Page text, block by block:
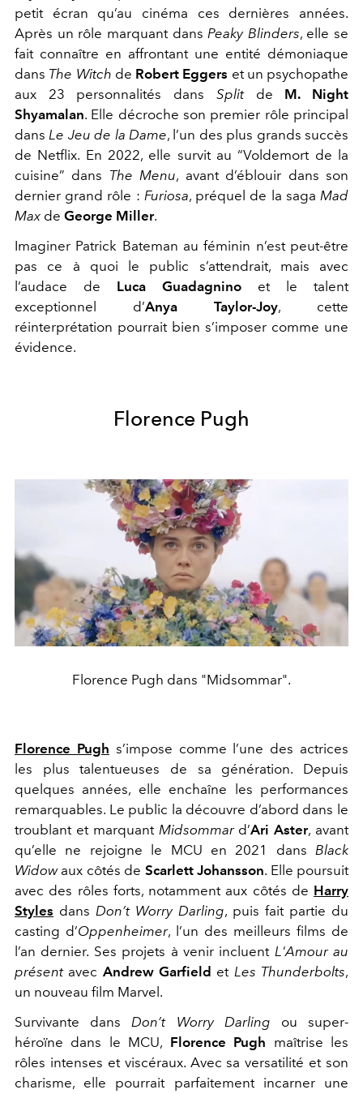
petit écran qu’au cinéma ces dernières années.
Après un rôle marquant dans Peaky Blinders, elle se
fait connaître en affrontant une entité démoniaque
dans The Witch de Robert Eggers et un psychopathe
aux 23 personnalités dans Splitde M. Night
Shyamalan. Elle décroche son premier rôle principal
dans Le Jeu de la Dame, l’un des plus grands succès
de Netflix. En 2022, elle survit au “Voldemort de la
cuisine” dans The Menu, avant d’éblouir dans son
dernier grand rôle : Furiosa, préquel de la saga Mad
Max de George Miller.
Imaginer Patrick Bateman au féminin n’est peut-être
pas ce à quoi le public s’attendrait, mais avec
l’audace de Luca Guadagnino et le talent
exceptionnel d’Anya Taylor-Joy, cette
réinterprétation pourrait bien s’imposer comme une
évidence.
Florence Pugh
Florence Pugh dans "Midsommar".
Florence Pugh s’impose comme l’une des actrices
les plus talentueuses de sa génération. Depuis
quelques années, elle enchaîne les performances
remarquables. Le public la découvre d’abord dans le
troublant et marquant Midsommard’Ari Aster, avant
qu’elle ne rejoigne le MCU en 2021 dans Black
Widowaux côtés de Scarlett Johansson. Elle poursuit
avec des rôles forts, notamment aux côtés de Harry
Styles dans Don’t Worry Darling, puis fait partie du
casting d’Oppenheimer, l’un des meilleurs films de
l’an dernier. Ses projets à venir incluent L'Amour au
présentavec Andrew Garfield et Les Thunderbolts,
un nouveau film Marvel.
Survivante dansDon’t Worry Darling ou super-
héroïne dans le MCU, Florence Pugh maîtrise les
rôles intenses et viscéraux. Avec sa versatilité et son
charisme, elle pourrait parfaitement incarner une